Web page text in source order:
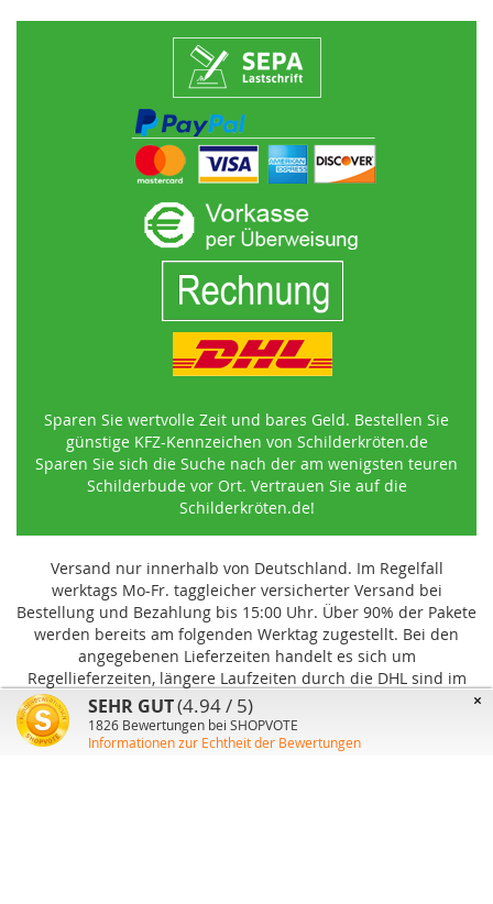
Sparen Sie wertvolle Zeit und bares Geld. Bestellen Sie
günstige KFZ-Kennzeichen von Schilderkröten.de
Sparen Sie sich die Suche nach der am wenigsten teuren
Schilderbude vor Ort. Vertrauen Sie auf die
Schilderkröten.de!
Versand nur innerhalb von Deutschland. Im Regelfall
werktags Mo-Fr. taggleicher versicherter Versand bei
Bestellung und Bezahlung bis 15:00 Uhr. Über 90% der Pakete
werden bereits am folgenden Werktag zugestellt. Bei den
angegebenen Lieferzeiten handelt es sich um
Regellieferzeiten, längere Laufzeiten durch die DHL sind im
Einzelfall möglich und können von uns nicht beeinflusst
werden.
×
SEHR GUT(4.94 / 5)
1826 Bewertungen bei SHOPVOTE
Informationen zur Echtheit der Bewertungen